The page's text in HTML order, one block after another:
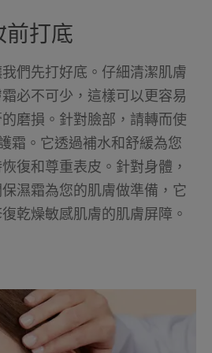
前打底
們先打好底。仔細清潔肌膚
必不可少，這樣可以更容易
的磨損。針對臉部，請轉而使
霜。它透過補水和舒緩為您
復和尊重表皮。針對身體，
濕霜為您的肌膚做準備，它
乾燥敏感肌膚的肌膚屏障。